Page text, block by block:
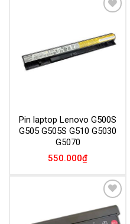
Pin laptop Lenovo G500S
G505 G505S G510 G5030
G5070
550.000₫
Add to
Wishlist